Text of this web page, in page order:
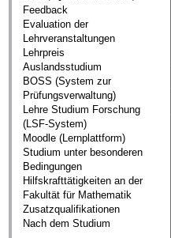
Feedback
Evaluation der
Lehrveranstaltungen
Lehrpreis
Auslandsstudium
BOSS (System zur
Prüfungsverwaltung)
Lehre Studium Forschung
(LSF-System)
Moodle (Lernplattform)
Studium unter besonderen
Bedingungen
Hilfskrafttätigkeiten an der
Fakultät für Mathematik
Zusatzqualifikationen
Nach dem Studium